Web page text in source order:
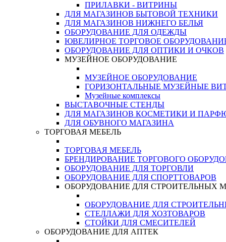
ПРИЛАВКИ - ВИТРИНЫ
ДЛЯ МАГАЗИНОВ БЫТОВОЙ ТЕХНИКИ
ДЛЯ МАГАЗИНОВ НИЖНЕГО БЕЛЬЯ
ОБОРУДОВАНИЕ ДЛЯ ОДЕЖДЫ
ЮВЕЛИРНОЕ ТОРГОВОЕ
ОБОРУДОВАНИЕ ДЛЯ ОПТИКИ И ОЧКОВ
МУЗЕЙНОЕ ОБОРУДОВАНИЕ
МУЗЕЙНОЕ ОБОРУДОВАНИЕ
ГОРИЗОНТАЛЬНЫЕ МУЗЕЙНЫЕ
Музейные комплексы
ВЫСТАВОЧНЫЕ СТЕНДЫ
ДЛЯ МАГАЗИНОВ КОСМЕТИКИ И
ДЛЯ ОБУВНОГО МАГАЗИНА
ТОРГОВАЯ МЕБЕЛЬ
ТОРГОВАЯ МЕБЕЛЬ
БРЕНДИРОВАНИЕ ТОРГОВОГО
ОБОРУДОВАНИЕ ДЛЯ ТОРГОВЛИ
ОБОРУДОВАНИЕ ДЛЯ СПОРТТОВАРОВ
ОБОРУДОВАНИЕ ДЛЯ СТРОИТЕЛЬНЫХ
ОБОРУДОВАНИЕ ДЛЯ
СТЕЛЛАЖИ ДЛЯ ХОЗТОВАРОВ
СТОЙКИ ДЛЯ СМЕСИТЕЛЕЙ
ОБОРУДОВАНИЕ ДЛЯ АПТЕК